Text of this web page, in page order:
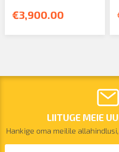
€3,900.00
LIITUGE MEIE
Hankige oma meilile